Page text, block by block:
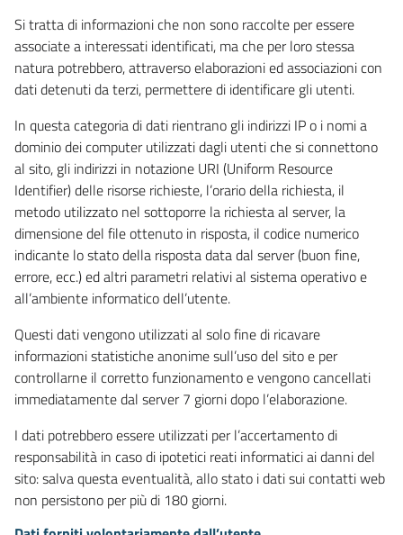
Si tratta di informazioni che non sono raccolte per essere
associate a interessati identificati, ma che per loro stessa
natura potrebbero, attraverso elaborazioni ed associazioni con
dati detenuti da terzi, permettere di identificare gli utenti.
In questa categoria di dati rientrano gli indirizzi IP o i nomi a
dominio dei computer utilizzati dagli utenti che si connettono
al sito, gli indirizzi in notazione URI (Uniform Resource
Identifier) delle risorse richieste, l’orario della richiesta, il
metodo utilizzato nel sottoporre la richiesta al server, la
dimensione del file ottenuto in risposta, il codice numerico
indicante lo stato della risposta data dal server (buon fine,
errore, ecc.) ed altri parametri relativi al sistema operativo e
all’ambiente informatico dell’utente.
Questi dati vengono utilizzati al solo fine di ricavare
informazioni statistiche anonime sull’uso del sito e per
controllarne il corretto funzionamento e vengono cancellati
immediatamente dal server 7 giorni dopo l’elaborazione.
I dati potrebbero essere utilizzati per l’accertamento di
responsabilità in caso di ipotetici reati informatici ai danni del
sito: salva questa eventualità, allo stato i dati sui contatti web
non persistono per più di 180 giorni.